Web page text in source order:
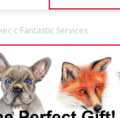
с Fantastic Services